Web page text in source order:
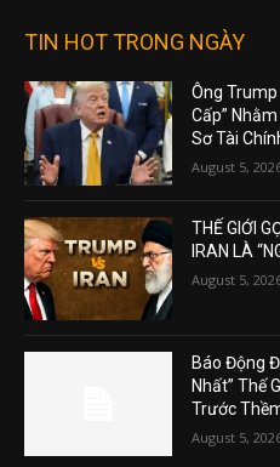
TIN HOT TRONG NGÀY
Ông
Cấp”
Sơ Tài
August 5,
THẾ GIỚI
IRAN LÀ
August 5,
Báo Động
Nhất” Thế
Trước
August 5,